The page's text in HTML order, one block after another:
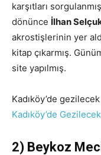
karşıtları
dönünce İlhan
akrostişlerinin yer
kitap çıkarmış.
site yapılmış.
Kadıköy’de
Kadıköy’de
2) Beykoz